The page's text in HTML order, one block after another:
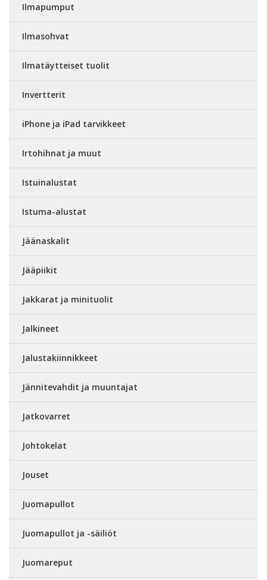
Ilmapumput
Ilmasohvat
Ilmatäytteiset tuolit
Invertterit
iPhone ja iPad tarvikkeet
Irtohihnat ja muut
Istuinalustat
Istuma-alustat
Jäänaskalit
Jääpiikit
Jakkarat ja minituolit
Jalkineet
Jalustakiinnikkeet
Jännitevahdit ja muuntajat
Jatkovarret
Johtokelat
Jouset
Juomapullot
Juomapullot ja -säiliöt
Juomareput